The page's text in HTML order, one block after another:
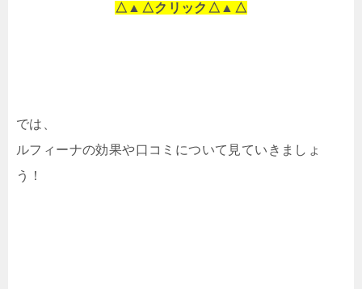
△▲△クリック△▲△
では、
ルフィーナの効果や口コミについて見ていきましょ
う！